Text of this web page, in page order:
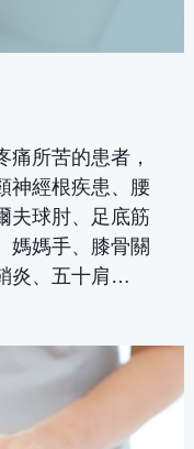
痛所苦的患者，
神經根疾患、腰
夫球肘、足底筋
媽媽手、膝骨關
炎、五十肩…